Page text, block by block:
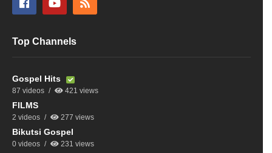
Top Channels
Gospel Hits
87 videos 421 views
FILMS
2 videos 277 views
Bikutsi Gospel
0 videos 231 views